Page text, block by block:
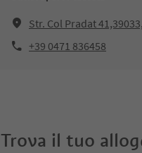
Str. Col Pradat
+39 0471 836458
Trova il tuo